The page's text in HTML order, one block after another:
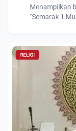
Menampilkan
"Semarak 1
RELIGI